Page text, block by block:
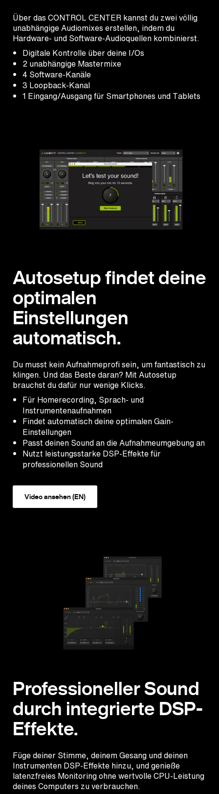
Über das CONTROL CENTER kannst du zwei völlig
unabhängige Audiomixes erstellen, indem du
Hardware- und Software-Audioquellen kombinierst.
Digitale Kontrolle über deine I/Os
2 unabhängige Mastermixe
4 Software-Kanäle
3 Loopback-Kanal
1 Eingang/Ausgang für Smartphones und Tablets
Autosetup findet deine
optimalen
Einstellungen
automatisch.
Du musst kein Aufnahmeprofi sein, um fantastisch zu
klingen. Und das Beste daran? Mit Autosetup
brauchst du dafür nur wenige Klicks.
Für Homerecording, Sprach- und
Instrumentenaufnahmen
Findet automatisch deine optimalen Gain-
Einstellungen
Passt deinen Sound an die Aufnahmeumgebung an
Nutzt leistungsstarke DSP-Effekte für
professionellen Sound
Video ansehen (EN)
Professioneller Sound
durch integrierte DSP-
Effekte.
Füge deiner Stimme, deinem Gesang und deinen
Instrumenten DSP-Effekte hinzu, und genieße
latenzfreies Monitoring ohne wertvolle CPU-Leistung
deines Computers zu verbrauchen.